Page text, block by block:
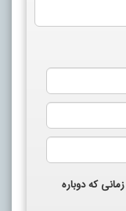
که دوباره